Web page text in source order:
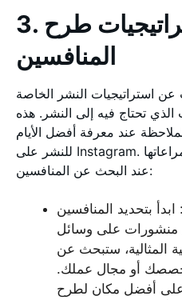
3. بحث استراتيجيات طرح
المنافسين
استراتيجيات النشر الخاصة
تحتاج فيه إلى النشر. هذه
عند معرفة أفضل الأيام
للنشر على Instagram. إليك أهم النصائح التي يجب مراعاتها
عند البحث عن المنافسين:
: ابدأ بتحديد المنافسين
منشورات على وسائل
المثالية، ستبحث عن
أو مجال عملك.
أفضل مكان لطرح